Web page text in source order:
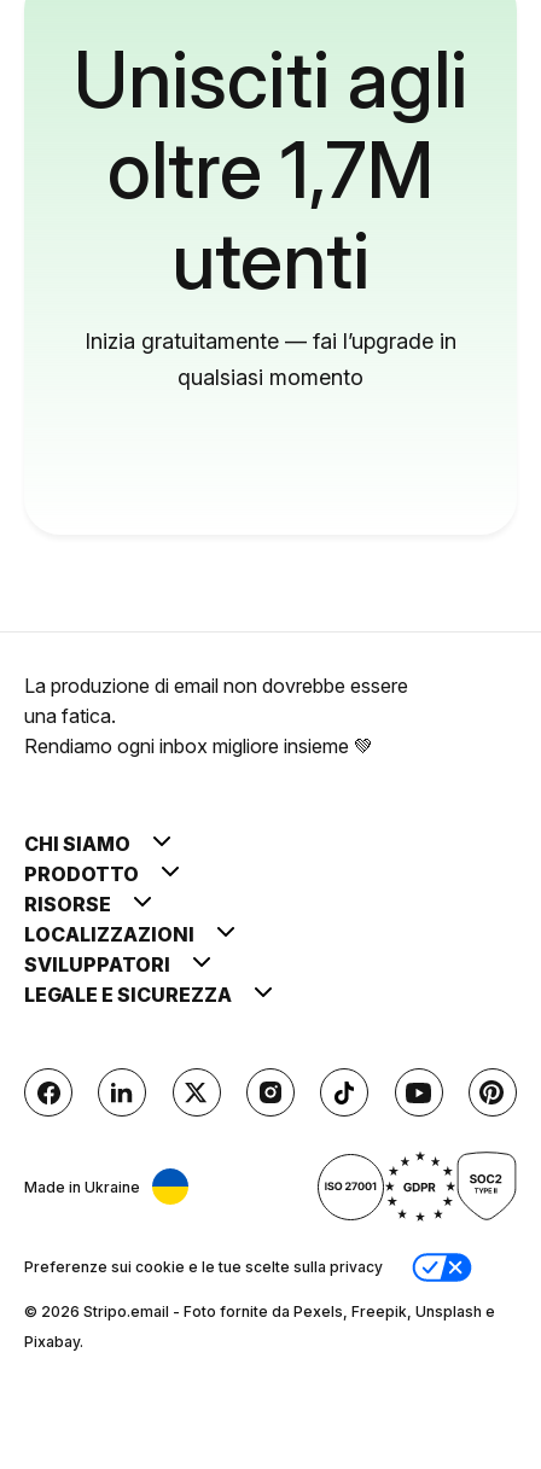
Unisciti agli
oltre 1,7M
utenti
Inizia gratuitamente — fai l’upgrade in
qualsiasi momento
La produzione di email non dovrebbe essere
una fatica.
Rendiamo ogni inbox migliore insieme 💚
CHI SIAMO
PRODOTTO
RISORSE
LOCALIZZAZIONI
SVILUPPATORI
LEGALE E SICUREZZA
Made in Ukraine
Preferenze sui cookie e le tue scelte sulla privacy
© 2026 Stripо.email - Foto fornite da Pexels, Freepik, Unsplash e
Pixabay.